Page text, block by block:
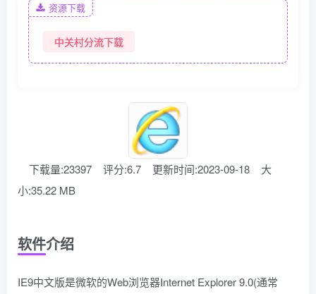
资源下载
中关村分流下载
下载量:23397 评分:6.7 更新时间:2023-09-18
大
小:35.22 MB
软件介绍
IE9中文版是微软的Web浏览器Internet Explorer 9.0(通常